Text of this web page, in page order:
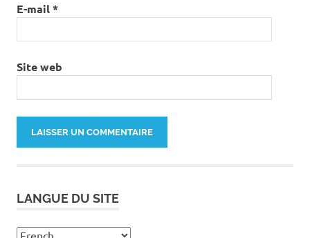
E-mail*
Site web
LANGUE DU SITE